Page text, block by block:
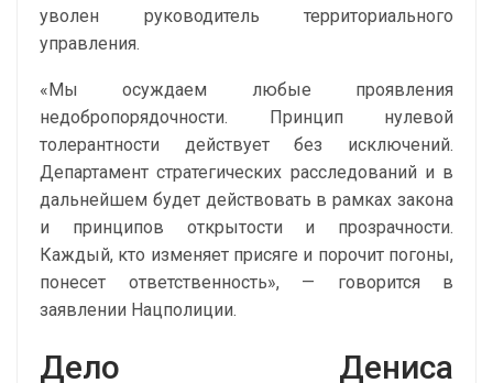
уволен руководитель территориального
управления.
«Мы осуждаем любые проявления
недобропорядочности. Принцип нулевой
толерантности действует без исключений.
Департамент стратегических расследований и в
дальнейшем будет действовать в рамках закона
и принципов открытости и прозрачности.
Каждый, кто изменяет присяге и порочит погоны,
понесет ответственность», — говорится в
заявлении Нацполиции.
Дело Дениса